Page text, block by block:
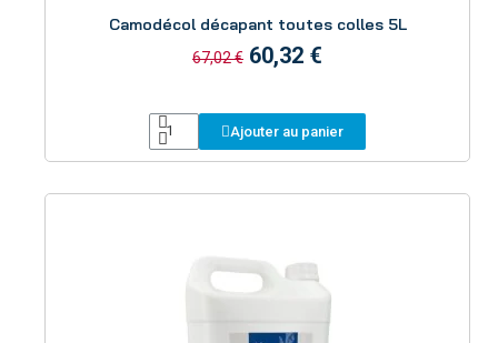
Camodécol décapant toutes colles 5L
67,02 € 60,32 €
Ajouter au panier